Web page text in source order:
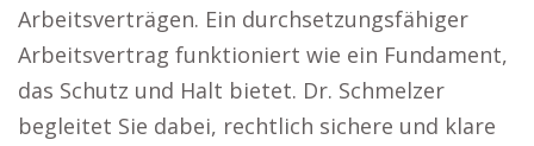
Arbeitsverträgen. Ein durchsetzungsfähiger
Arbeitsvertrag funktioniert wie ein Fundament,
das Schutz und Halt bietet. Dr. Schmelzer
begleitet Sie dabei, rechtlich sichere und klare